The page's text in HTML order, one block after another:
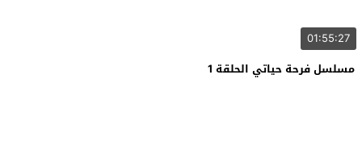
01:55:27
مسلسل فرحة حياتي الحلقة 1